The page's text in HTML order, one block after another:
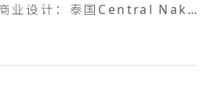
商业设计：泰国Central Nakhon Pathom